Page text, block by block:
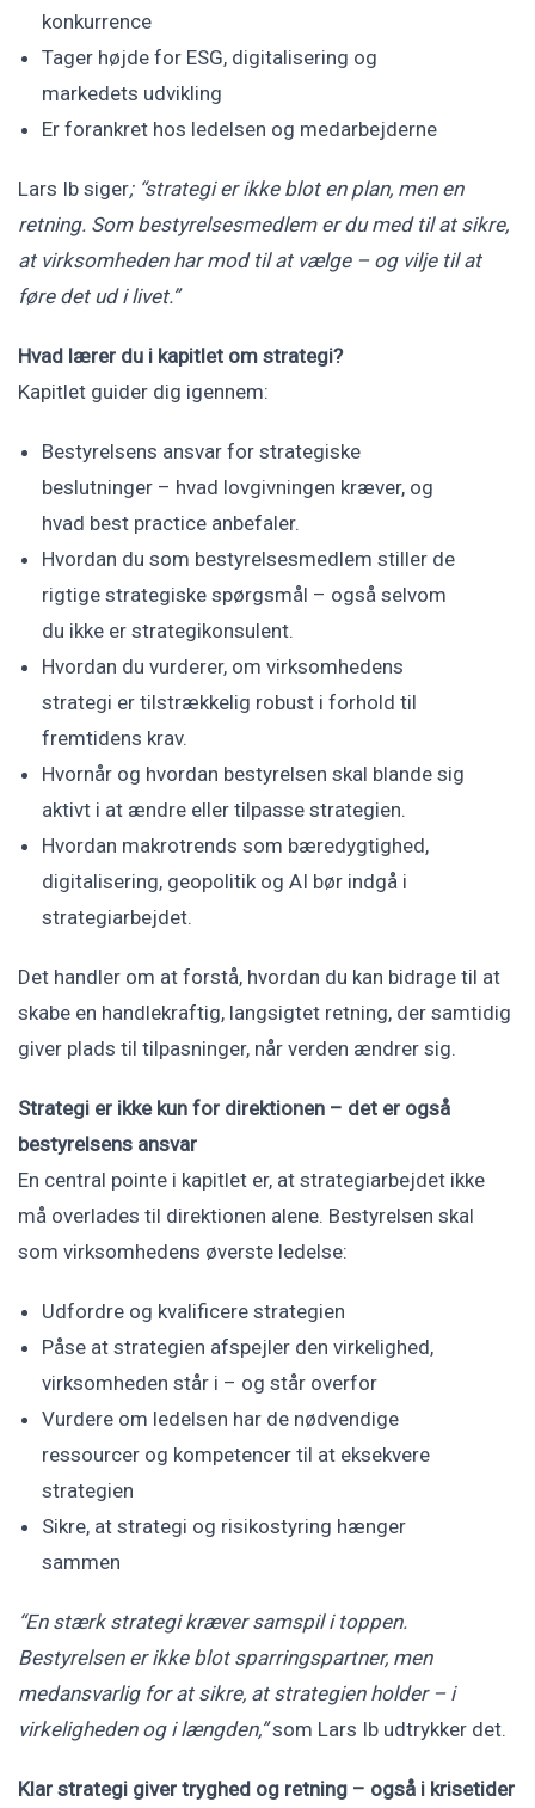
konkurrence
Tager højde for ESG, digitalisering og
markedets udvikling
Er forankret hos ledelsen og medarbejderne
Lars Ib siger; “strategi er ikke blot en plan, men en
retning. Som bestyrelsesmedlem er du med til at sikre,
at virksomheden har mod til at vælge – og vilje til at
føre det ud i livet.”
Hvad lærer du i kapitlet om strategi?
Kapitlet guider dig igennem:
Bestyrelsens ansvar for strategiske
beslutninger – hvad lovgivningen kræver, og
hvad best practice anbefaler.
Hvordan du som bestyrelsesmedlem stiller de
rigtige strategiske spørgsmål – også selvom
du ikke er strategikonsulent.
Hvordan du vurderer, om virksomhedens
strategi er tilstrækkelig robust i forhold til
fremtidens krav.
Hvornår og hvordan bestyrelsen skal blande sig
aktivt i at ændre eller tilpasse strategien.
Hvordan makrotrends som bæredygtighed,
digitalisering, geopolitik og AI bør indgå i
strategiarbejdet.
Det handler om at forstå, hvordan du kan bidrage til at
skabe en handlekraftig, langsigtet retning, der samtidig
giver plads til tilpasninger, når verden ændrer sig.
Strategi er ikke kun for direktionen – det er også
bestyrelsens ansvar
En central pointe i kapitlet er, at strategiarbejdet ikke
må overlades til direktionen alene. Bestyrelsen skal
som virksomhedens øverste ledelse:
Udfordre og kvalificere strategien
Påse at strategien afspejler den virkelighed,
virksomheden står i – og står overfor
Vurdere om ledelsen har de nødvendige
ressourcer og kompetencer til at eksekvere
strategien
Sikre, at strategi og risikostyring hænger
sammen
“En stærk strategi kræver samspil i toppen.
Bestyrelsen er ikke blot sparringspartner, men
medansvarlig for at sikre, at strategien holder – i
virkeligheden og i længden,”som Lars Ib udtrykker det.
Klar strategi giver tryghed og retning – også i krisetider